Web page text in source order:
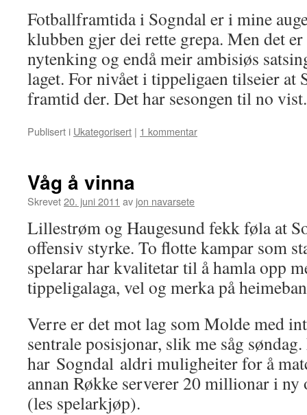
Fotballframtida i Sogndal er i mine
klubben gjer dei rette grepa. Men det
nytenking og endå meir ambisiøs
laget. For nivået i tippeligaen tilseier at
framtid der. Det har sesongen til no vist.
Publisert i Ukategorisert | 1 kommentar
Våg å vinna
Skrevet20. juni 2011 av jon navarsete
Lillestrøm og Haugesund fekk føla at
offensiv styrke. To flotte kampar som
spelarar har kvalitetar til å hamla opp
tippeligalaga, vel og merka på
Verre er det mot lag som Molde med
sentrale posisjonar, slik me såg
har Sogndal aldri muligheiter for å
annan Røkke serverer 20 millionar i
(les spelarkjøp).